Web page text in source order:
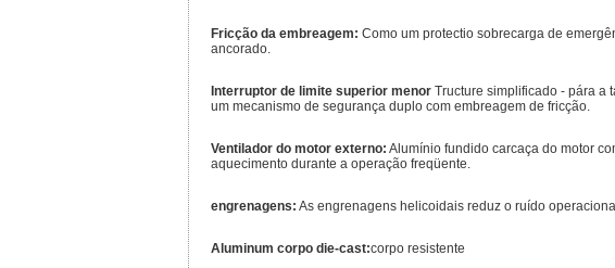
Fricção da embreagem: Como um protectio sobrecarga de
ancorado.
Interruptor de limite superior menor Tructure simplificado - pára a
um mecanismo de segurança duplo com embreagem de fricção.
Ventilador do motor externo: Alumínio fundido carcaça do motor
aquecimento durante a operação freqüente.
engrenagens: As engrenagens helicoidais reduz o ruído
Aluminum corpo die-cast:corpo resistente